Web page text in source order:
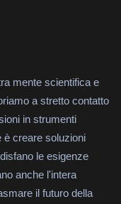
mente scientifica e
a stretto contatto
in strumenti
è creare soluzioni
le esigenze
anche l'intera
il futuro della